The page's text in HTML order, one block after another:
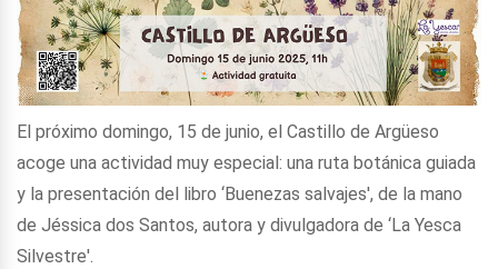
El próximo domingo, 15 de junio, el Castillo de Argüeso
acoge una actividad muy especial: una ruta botánica guiada
y la presentación del libro ‘Buenezas salvajes', de la mano
de Jéssica dos Santos, autora y divulgadora de ‘La Yesca
Silvestre'.